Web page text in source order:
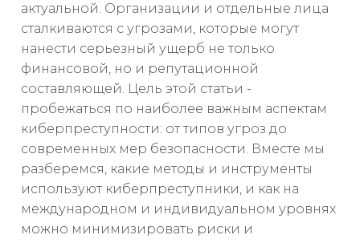
актуальной. Организации и отдельные лица
сталкиваются с угрозами, которые могут
нанести серьезный ущерб не только
финансовой, но и репутационной
составляющей. Цель этой статьи -
пробежаться по наиболее важным аспектам
киберпреступности: от типов угроз до
современных мер безопасности. Вместе мы
разберемся, какие методы и инструменты
используют киберпреступники, и как на
международном и индивидуальном уровнях
можно минимизировать риски и